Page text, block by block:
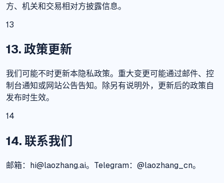
方、机关和交易相对方披露信息。
13
13. 政策更新
我们可能不时更新本隐私政策。重大变更可能通过邮件、控
制台通知或网站公告告知。除另有说明外，更新后的政策自
发布时生效。
14
14. 联系我们
邮箱：hi@laozhang.ai。Telegram：@laozhang_cn。